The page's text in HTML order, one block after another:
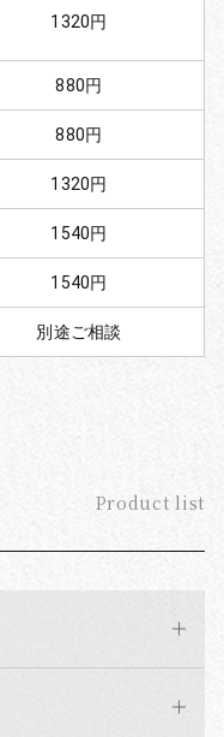
Product list
1320円
880円
880円
1320円
1540円
1540円
別途ご相談